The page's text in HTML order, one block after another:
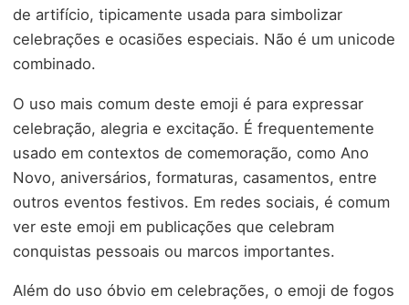
de artifício, tipicamente usada para simbolizar
celebrações e ocasiões especiais. Não é um unicode
combinado.
O uso mais comum deste emoji é para expressar
celebração, alegria e excitação. É frequentemente
usado em contextos de comemoração, como Ano
Novo, aniversários, formaturas, casamentos, entre
outros eventos festivos. Em redes sociais, é comum
ver este emoji em publicações que celebram
conquistas pessoais ou marcos importantes.
Além do uso óbvio em celebrações, o emoji de fogos